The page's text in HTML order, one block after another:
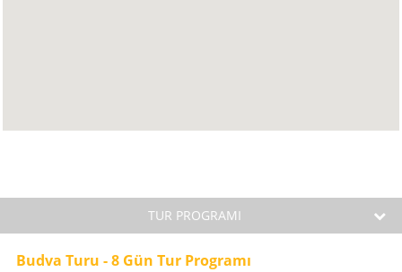
TUR PROGRAMI
Budva Turu - 8 Gün Tur Programı